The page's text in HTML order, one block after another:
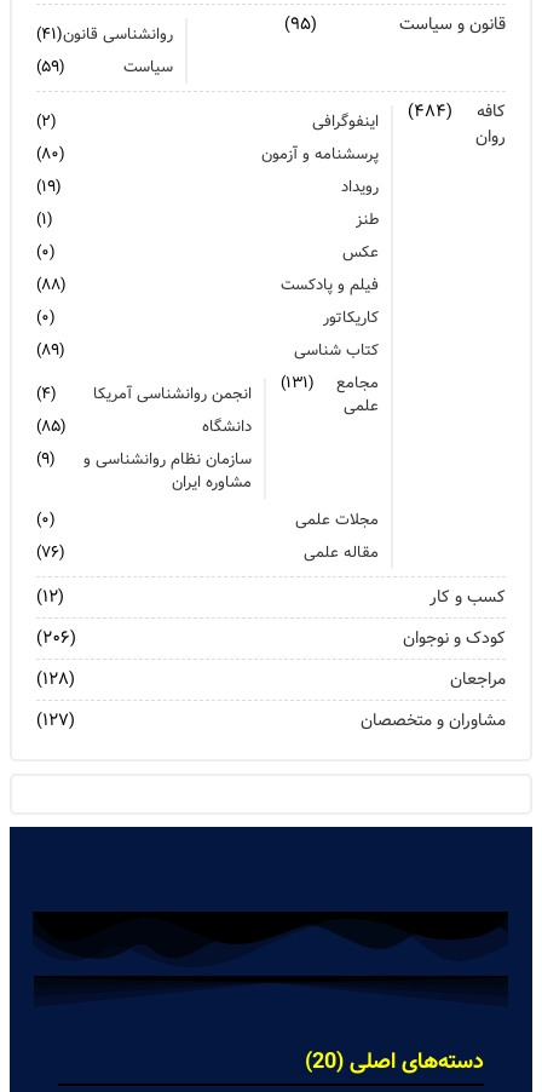
قانون و سیاست
(۹۵) روانشناسی قانون(۴۱)
سیاست
(۵۹)
کافه
روان
(۴۸۴) اینفوگرافی
(۲)
پرسشنامه و آزمون
(۸۰)
رویداد
(۱۹)
طنز
(۱)
عکس
(۰)
فیلم و پادکست
(۸۸)
کاریکاتور
(۰)
کتاب شناسی
(۸۹)
مجامع
علمی
(۱۳۱) انجمن روانشناسی آمریکا
(۴)
دانشگاه
(۸۵)
سازمان نظام روانشناسی و
مشاوره ایران
(۹)
مجلات علمی
(۰)
مقاله علمی
(۷۶)
کسب و کار
(۱۲)
کودک و نوجوان
(۲۰۶)
مراجعان
(۱۲۸)
مشاوران و متخصصان
(۱۲۷)
دسته‌های اصلی (20)